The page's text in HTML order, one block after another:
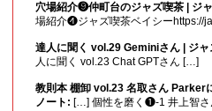
穴場紹介❾仲町台のジャズ喫茶 | ジ
場紹介❹ジャズ喫茶ベイシーhttps://
達人に聞く vol.29 Geminiさん | ジ
人に聞く vol.23 Chat GPTさん […]
教則本 棚卸 vol.23 名取さん Parker
ノート: […] 個性を磨く❶-1 井上智さ